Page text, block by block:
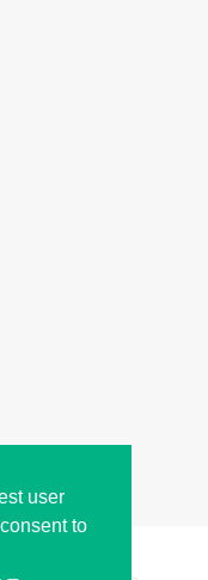
user
to